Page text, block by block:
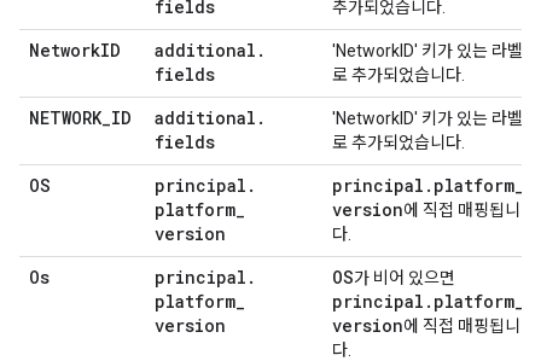
fields
추가되었습니다.
NetworkID additional .
fields
'NetworkID' 키가 있는 라벨
로 추가되었습니다.
NETWORK_ID additional .
fields
'NetworkID' 키가 있는 라벨
로 추가되었습니다.
OS principal .
platform_
version
principal . platform_
version에 직접 매핑됩니
다.
Os principal .
platform_
version
OS가 비어 있으면
principal . platform_
version에 직접 매핑됩니
다.